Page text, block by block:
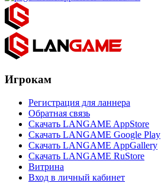
Игрокам
Регистрация для ланнера
Обратная связь
Скачать LANGAME AppStore
Скачать LANGAME Google Play
Скачать LANGAME AppGallery
Скачать LANGAME RuStore
Витрина
Вход в личный кабинет